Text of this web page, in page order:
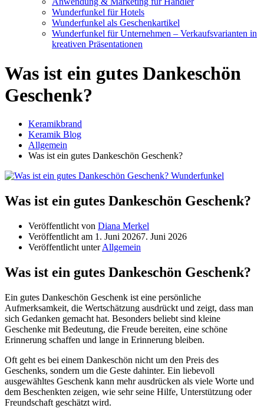
Wunderfunkel für Hotels
Wunderfunkel als Geschenkartikel
Wunderfunkel für Unternehmen – Verkaufsvarianten in
kreativen Präsentationen
Was ist ein gutes Dankeschön
Geschenk?
Keramikbrand
Keramik Blog
Allgemein
Was ist ein gutes Dankeschön Geschenk?
Was ist ein gutes Dankeschön Geschenk?
Veröffentlicht von Diana Merkel
Veröffentlicht am 1. Juni 20267. Juni 2026
Veröffentlicht unterAllgemein
Was ist ein gutes Dankeschön Geschenk?
Ein gutes Dankeschön Geschenk ist eine persönliche
Aufmerksamkeit, die Wertschätzung ausdrückt und zeigt, dass man
sich Gedanken gemacht hat. Besonders beliebt sind kleine
Geschenke mit Bedeutung, die Freude bereiten, eine schöne
Erinnerung schaffen und lange in Erinnerung bleiben.
Oft geht es bei einem Dankeschön nicht um den Preis des
Geschenks, sondern um die Geste dahinter. Ein liebevoll
ausgewähltes Geschenk kann mehr ausdrücken als viele Worte und
dem Beschenkten zeigen, wie sehr seine Hilfe, Unterstützung oder
Freundschaft geschätzt wird.